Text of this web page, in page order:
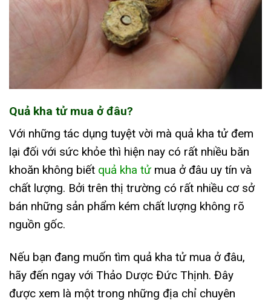
Quả kha tử mua ở đâu?
Với những tác dụng tuyệt vời mà quả kha tử đem
lại đối với sức khỏe thì hiện nay có rất nhiều băn
khoăn không biết quả kha tử mua ở đâu uy tín và
chất lượng. Bởi trên thị trường có rất nhiều cơ sở
bán những sản phẩm kém chất lượng không rõ
nguồn gốc.
Nếu bạn đang muốn tìm quả kha tử mua ở đâu,
hãy đến ngay với Thảo Dược Đức Thịnh. Đây
được xem là một trong những địa chỉ chuyên